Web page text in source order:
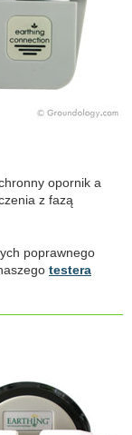
opornik a
z fazą
poprawnego
testera